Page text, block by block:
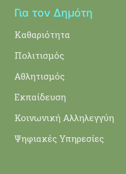
Για τον Δημότη
Καθαριότητα
Πολιτισμός
Αθλητισμός
Εκπαίδευση
Κοινωνική Αλληλεγγύη
Ψηφιακές Υπηρεσίες